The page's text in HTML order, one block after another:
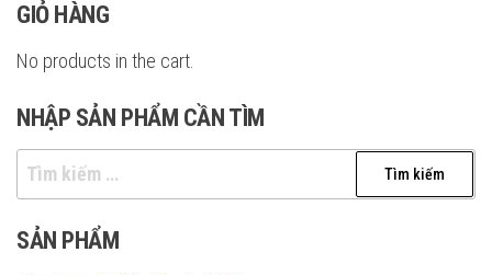
GIỎ HÀNG
No products in the cart.
NHẬP SẢN PHẨM CẦN TÌM
Tìm
kiếm
cho:
SẢN PHẨM